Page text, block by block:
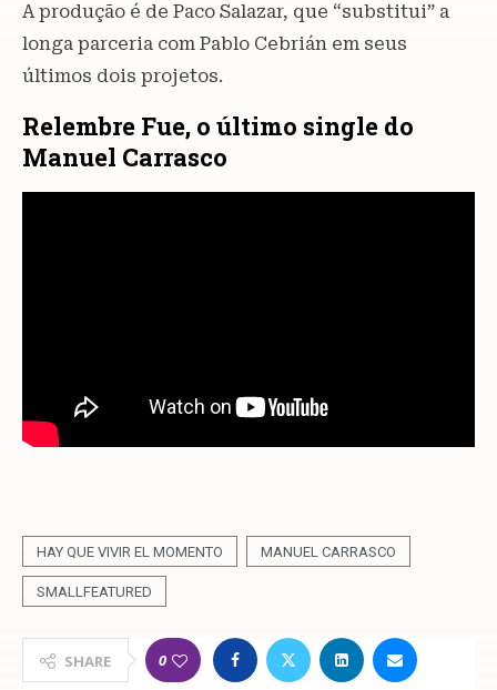
A produção é de Paco Salazar, que “substitui” a
longa parceria com Pablo Cebrián em seus
últimos dois projetos.
Relembre Fue, o último single do
Manuel Carrasco
HAY QUE VIVIR EL MOMENTO MANUEL CARRASCO
SMALLFEATURED
SHARE 0